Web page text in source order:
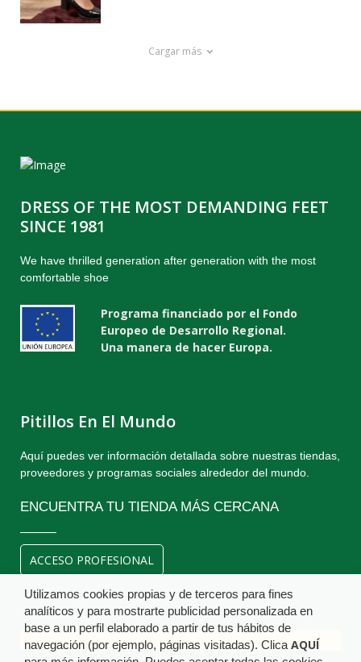
Cargar más
DRESS OF THE MOST DEMANDING FEET
SINCE 1981
We have thrilled generation after generation with the most
comfortable shoe
Programa financiado por el Fondo
Europeo de Desarrollo Regional.
Una manera de hacer Europa.
Pitillos En El Mundo
Aquí puedes ver información detallada sobre nuestras tiendas,
proveedores y programas sociales alrededor del mundo.
ENCUENTRA TU TIENDA MÁS CERCANA
ACCESO PROFESIONAL
Utilizamos cookies propias y de terceros para fines
analíticos y para mostrarte publicidad personalizada en
base a un perfil elaborado a partir de tus hábitos de
navegación (por ejemplo, páginas visitadas). Clica AQUÍ